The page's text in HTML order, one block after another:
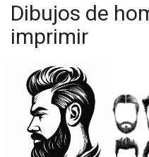
Dibujos de
imprimir